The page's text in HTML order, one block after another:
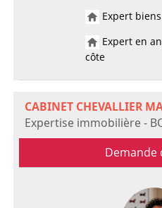
Expert
Expert en
côte
CABINET CHEVALLIER
Expertise immobilière -
Demande